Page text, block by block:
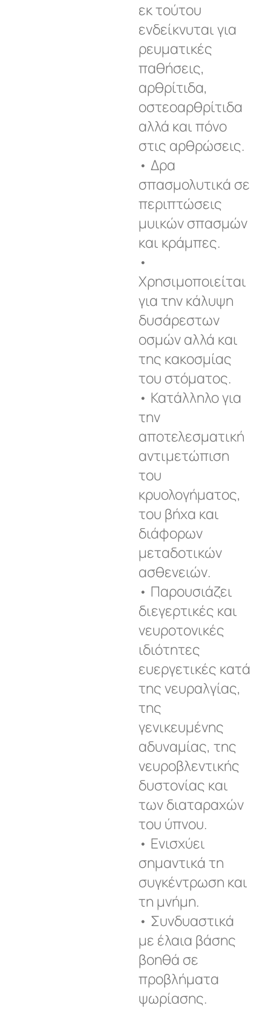
εκ τούτου
ενδείκνυται για
ρευματικές
παθήσεις,
αρθρίτιδα,
οστεοαρθρίτιδα
αλλά και πόνο
στις αρθρώσεις.
• Δρα
σπασμολυτικά σε
περιπτώσεις
μυικών σπασμών
και κράμπες.
•
Χρησιμοποιείται
για την κάλυψη
δυσάρεστων
οσμών αλλά και
της κακοσμίας
του στόματος.
• Κατάλληλο για
την
αποτελεσματική
αντιμετώπιση
του
κρυολογήματος,
του βήχα και
διάφορων
μεταδοτικών
ασθενειών.
• Παρουσιάζει
διεγερτικές και
νευροτονικές
ιδιότητες
ευεργετικές κατά
της νευραλγίας,
της
γενικευμένης
αδυναμίας, της
νευροβλεντικής
δυστονίας και
των διαταραχών
του ύπνου.
• Ενισχύει
σημαντικά τη
συγκέντρωση και
τη μνήμη.
• Συνδυαστικά
με έλαια βάσης
βοηθά σε
προβλήματα
ψωρίασης.